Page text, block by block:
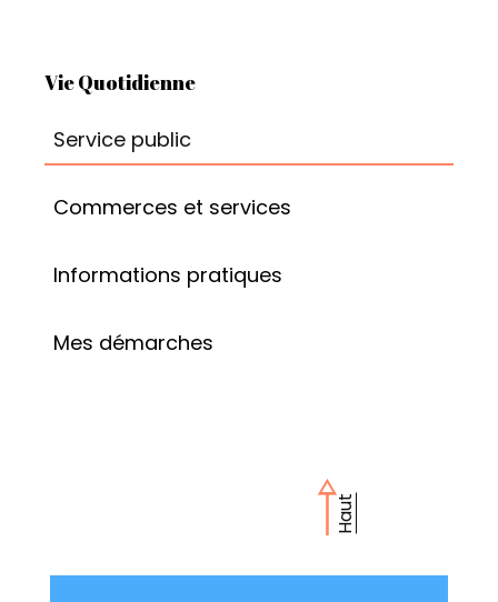
Vie Quotidienne
Service public
Commerces et services
Informations pratiques
Mes démarches
Haut